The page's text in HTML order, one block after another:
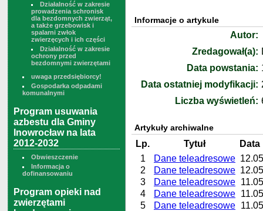
Działalność w zakresie
prowadzenia schronisk
dla bezdomnych zwierząt,
a także grzebowisk i
spalarni zwłok
zwierzęcych i ich części
Działalność w zakresie
ochrony przed
bezdomnymi zwierzętami
uwaga przedsiębiorcy!
Gospodarka odpadami
komunalnymi
Program usuwania
azbestu dla Gminy
Inowrocław na lata
2012-2032
Obwieszczenie
Informacja o
dofinansowaniu
Program opieki nad
zwierzętami
Informacje o artykule
Autor:
Zredagował(a):
Data powstania:
Data ostatniej modyfikacji:
Liczba wyświetleń:
Artykuły archiwalne
Lp. Tytuł
1
Dane teleadresowe
2
Dane teleadresowe
3
Dane teleadresowe
4
Dane teleadresowe
5
Dane teleadresowe